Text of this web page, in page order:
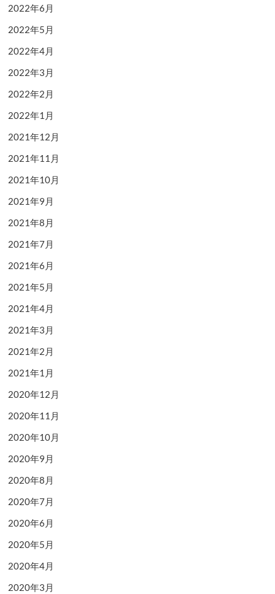
2022年6月
2022年5月
2022年4月
2022年3月
2022年2月
2022年1月
2021年12月
2021年11月
2021年10月
2021年9月
2021年8月
2021年7月
2021年6月
2021年5月
2021年4月
2021年3月
2021年2月
2021年1月
2020年12月
2020年11月
2020年10月
2020年9月
2020年8月
2020年7月
2020年6月
2020年5月
2020年4月
2020年3月